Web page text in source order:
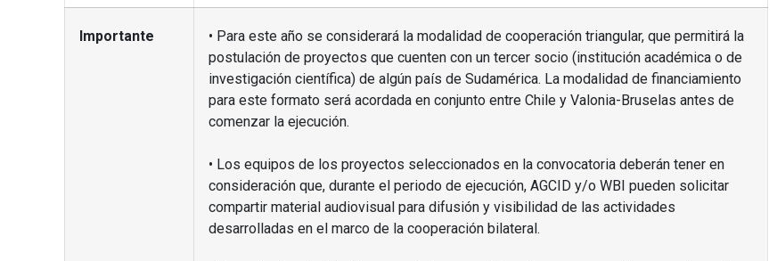
Importante
• Para este año se considerará la modalidad de cooperación triangular, que permitirá la
postulación de proyectos que cuenten con un tercer socio (institución académica o de
investigación científica) de algún país de Sudamérica. La modalidad de financiamiento
para este formato será acordada en conjunto entre Chile y Valonia-Bruselas antes de
comenzar la ejecución.
• Los equipos de los proyectos seleccionados en la convocatoria deberán tener en
consideración que, durante el periodo de ejecución, AGCID y/o WBI pueden solicitar
compartir material audiovisual para difusión y visibilidad de las actividades
desarrolladas en el marco de la cooperación bilateral.